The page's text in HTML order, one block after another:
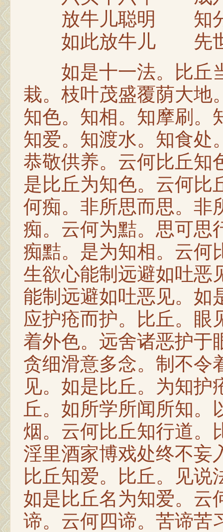
放牛儿聪明 知分
如此放牛儿 先世
如是十一法。比丘
栽。枝叶茂盛覆荫大地
知色。知相。知摩刷。
知爱。知渡水。知食处
恭敬供养。云何比丘知
是比丘为知色。云何比
何痴。非所思而思。非
痴。云何为黠。思可思
痴黠。是为知相。云何
生欲心能制远避如吐恶
能制远避如吐恶见。如
应护疮而护。比丘。眼
着外色。远舍诸恶护于
贪细滑意多念。制不令
见。如是比丘。为知护
丘。如所学所闻所知。
烟。云何比丘知行道。
淫里酒家博戏处终不妄
比丘知爱。比丘。见说
如是比丘名为知爱。云
谛。云何四谛。苦谛苦